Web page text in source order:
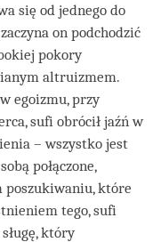
się od jednego do
on podchodzić
pokory
altruizmem.
egoizmu, przy
sufi obrócił jaźń w
– wszystko jest
połączone,
poszukiwaniu, które
tego, sufi
który